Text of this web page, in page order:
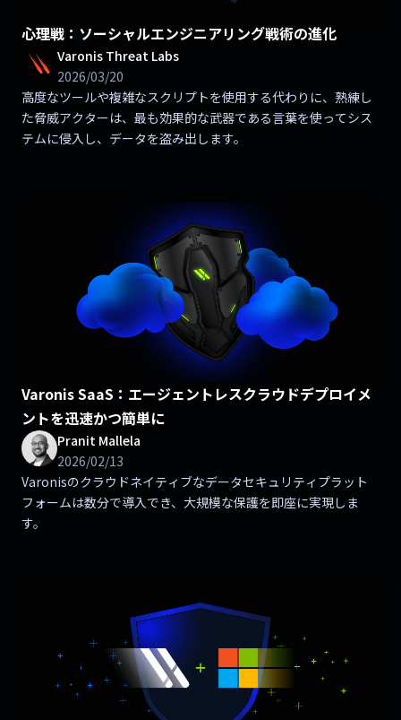
心理戦：ソーシャルエンジニアリング戦術の進化
Varonis Threat Labs
2026/03/20
高度なツールや複雑なスクリプトを使用する代わりに、熟練し
た脅威アクターは、最も効果的な武器である言葉を使ってシス
テムに侵入し、データを盗み出します。
Varonis SaaS：エージェントレスクラウドデプロイメ
ントを迅速かつ簡単に
Pranit Mallela
2026/02/13
Varonisのクラウドネイティブなデータセキュリティプラット
フォームは数分で導入でき、大規模な保護を即座に実現しま
す。